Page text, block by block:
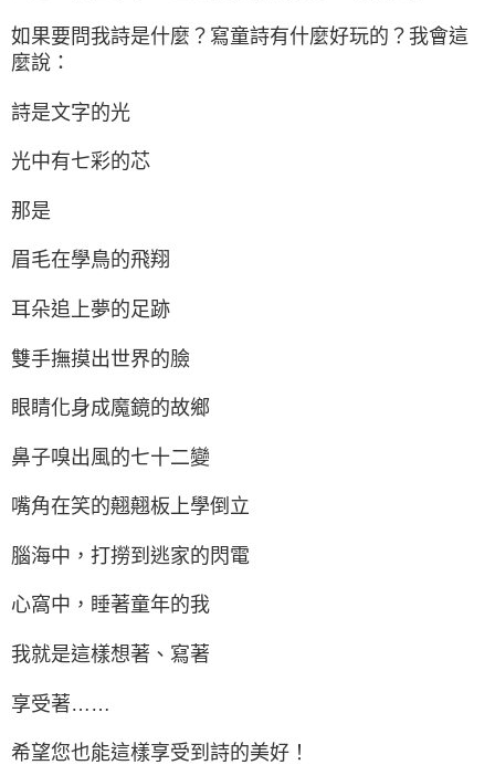
如果要問我詩是什麼？寫童詩有什麼好玩的？我會這
麼說：
詩是文字的光
光中有七彩的芯
那是
眉毛在學鳥的飛翔
耳朵追上夢的足跡
雙手撫摸出世界的臉
眼睛化身成魔鏡的故鄉
鼻子嗅出風的七十二變
嘴角在笑的翹翹板上學倒立
腦海中，打撈到逃家的閃電
心窩中，睡著童年的我
我就是這樣想著、寫著
享受著……
希望您也能這樣享受到詩的美好！